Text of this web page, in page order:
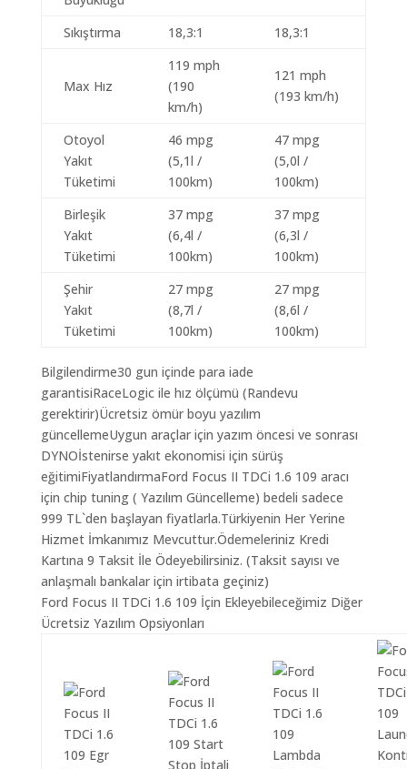
Sıkıştırma 18,3:1 18,3:1
Max Hız
119 mph
(190
km/h)
121 mph
(193 km/h)
Otoyol
Yakıt
Tüketimi
46 mpg
(5,1l /
100km)
47 mpg
(5,0l /
100km)
Birleşik
Yakıt
Tüketimi
37 mpg
(6,4l /
100km)
37 mpg
(6,3l /
100km)
Şehir
Yakıt
Tüketimi
27 mpg
(8,7l /
100km)
27 mpg
(8,6l /
100km)
Bilgilendirme30 gun içinde para iade
garantisiRaceLogic ile hız ölçümü (Randevu
gerektirir)Ücretsiz ömür boyu yazılım
güncellemeUygun araçlar için yazım öncesi ve sonrası
DYNOİstenirse yakıt ekonomisi için sürüş
eğitimiFiyatlandırmaFord Focus II TDCi 1.6 109 aracı
için chip tuning ( Yazılım Güncelleme) bedeli sadece
999 TL`den başlayan fiyatlarla.Türkiyenin Her Yerine
Hizmet İmkanımız Mevcuttur.Ödemeleriniz Kredi
Kartına 9 Taksit İle Ödeyebilirsiniz. (Taksit sayısı ve
anlaşmalı bankalar için irtibata geçiniz)
Ford Focus II TDCi 1.6 109 İçin Ekleyebileceğimiz Diğer
Ücretsiz Yazılım Opsiyonları